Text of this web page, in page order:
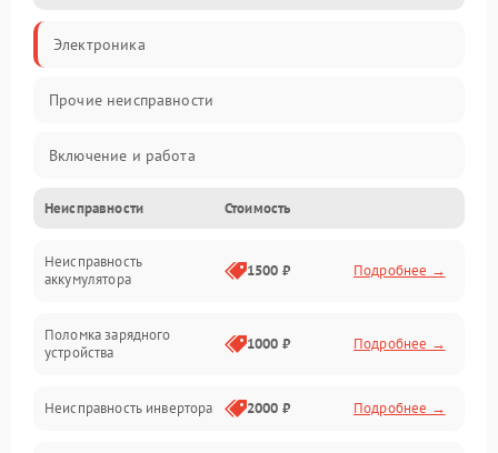
Электроника
Прочие неисправности
Включение и работа
Работа с нагрузкой
Звук и индикация
Неисправности Стоимость
Неисправность
аккумулятора
1500 ₽ Подробнее →
Поломка зарядного
устройства
1000 ₽ Подробнее →
Неисправность инвертора 2000 ₽ Подробнее →